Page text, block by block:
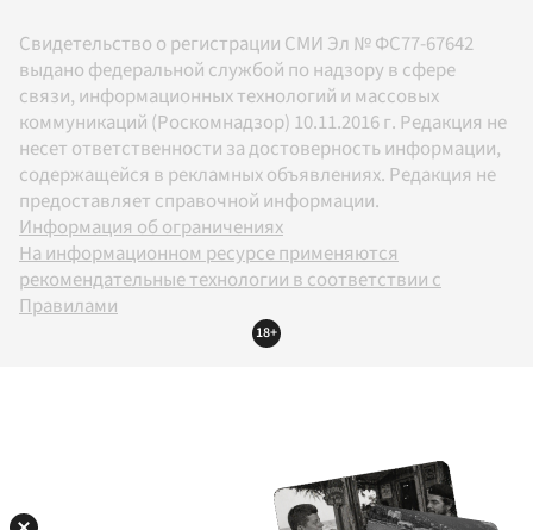
Свидетельство о регистрации СМИ Эл № ФС77-67642
выдано федеральной службой по надзору в сфере
связи, информационных технологий и массовых
коммуникаций (Роскомнадзор) 10.11.2016 г. Редакция не
несет ответственности за достоверность информации,
содержащейся в рекламных объявлениях. Редакция не
предоставляет справочной информации.
Информация об ограничениях
На информационном ресурсе применяются
рекомендательные технологии в соответствии с
Правилами
18+